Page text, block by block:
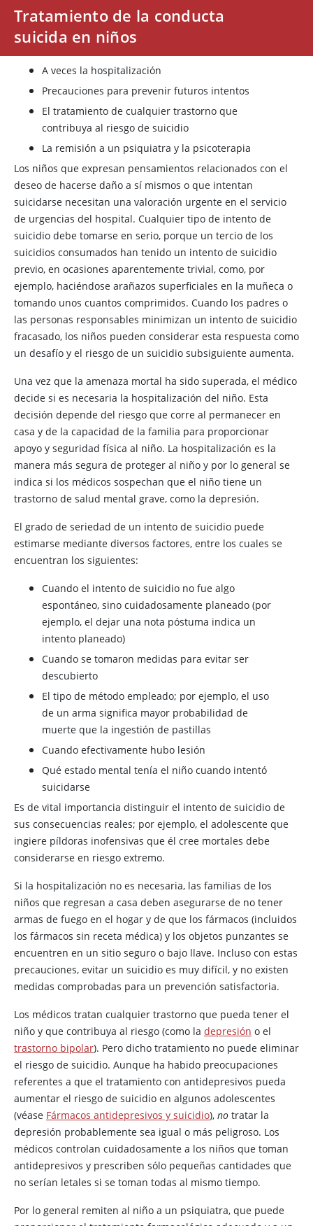
Tratamiento de la conducta
suicida en niños
A veces la hospitalización
Precauciones para prevenir futuros intentos
El tratamiento de cualquier trastorno que
contribuya al riesgo de suicidio
La remisión a un psiquiatra y la psicoterapia
Los niños que expresan pensamientos relacionados con el
deseo de hacerse daño a sí mismos o que intentan
suicidarse necesitan una valoración urgente en el servicio
de urgencias del hospital. Cualquier tipo de intento de
suicidio debe tomarse en serio, porque un tercio de los
suicidios consumados han tenido un intento de suicidio
previo, en ocasiones aparentemente trivial, como, por
ejemplo, haciéndose arañazos superficiales en la muñeca o
tomando unos cuantos comprimidos. Cuando los padres o
las personas responsables minimizan un intento de suicidio
fracasado, los niños pueden considerar esta respuesta como
un desafío y el riesgo de un suicidio subsiguiente aumenta.
Una vez que la amenaza mortal ha sido superada, el médico
decide si es necesaria la hospitalización del niño. Esta
decisión depende del riesgo que corre al permanecer en
casa y de la capacidad de la familia para proporcionar
apoyo y seguridad física al niño. La hospitalización es la
manera más segura de proteger al niño y por lo general se
indica si los médicos sospechan que el niño tiene un
trastorno de salud mental grave, como la depresión.
El grado de seriedad de un intento de suicidio puede
estimarse mediante diversos factores, entre los cuales se
encuentran los siguientes:
Cuando el intento de suicidio no fue algo
espontáneo, sino cuidadosamente planeado (por
ejemplo, el dejar una nota póstuma indica un
intento planeado)
Cuando se tomaron medidas para evitar ser
descubierto
El tipo de método empleado; por ejemplo, el uso
de un arma significa mayor probabilidad de
muerte que la ingestión de pastillas
Cuando efectivamente hubo lesión
Qué estado mental tenía el niño cuando intentó
suicidarse
Es de vital importancia distinguir el intento de suicidio de
sus consecuencias reales; por ejemplo, el adolescente que
ingiere píldoras inofensivas que él cree mortales debe
considerarse en riesgo extremo.
Si la hospitalización no es necesaria, las familias de los
niños que regresan a casa deben asegurarse de no tener
armas de fuego en el hogar y de que los fármacos (incluidos
los fármacos sin receta médica) y los objetos punzantes se
encuentren en un sitio seguro o bajo llave. Incluso con estas
precauciones, evitar un suicidio es muy difícil, y no existen
medidas comprobadas para un prevención satisfactoria.
Los médicos tratan cualquier trastorno que pueda tener el
niño y que contribuya al riesgo (como la depresión o el
trastorno bipolar). Pero dicho tratamiento no puede eliminar
el riesgo de suicidio. Aunque ha habido preocupaciones
referentes a que el tratamiento con antidepresivos pueda
aumentar el riesgo de suicidio en algunos adolescentes
(véase Fármacos antidepresivos y suicidio), no tratar la
depresión probablemente sea igual o más peligroso. Los
médicos controlan cuidadosamente a los niños que toman
antidepresivos y prescriben sólo pequeñas cantidades que
no serían letales si se toman todas al mismo tiempo.
Por lo general remiten al niño a un psiquiatra, que puede